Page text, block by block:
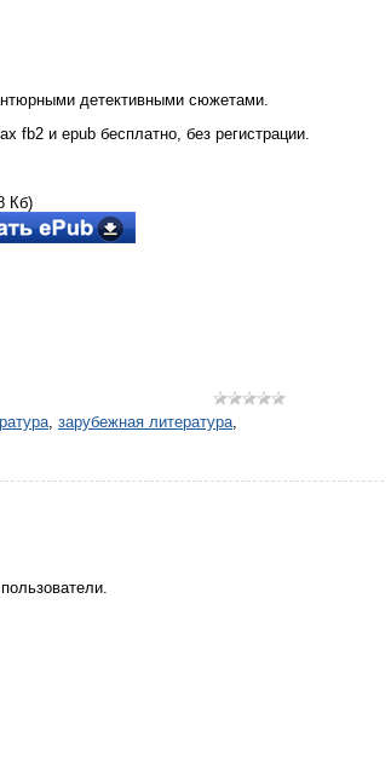
детективными сюжетами.
fb2 и epub бесплатно, без регистрации.
Кб)
, зарубежная литература,